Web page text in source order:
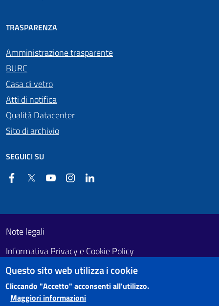
TRASPARENZA
Amministrazione trasparente
BURC
Casa di vetro
Atti di notifica
Qualità Datacenter
Sito di archivio
SEGUICI SU
FacebookTwitter YouTube Instagram
Footer First
Useful links section
Note legali
Informativa Privacy e Cookie Policy
Obiettivi di accessibilità
Questo sito web utilizza i cookie
Cliccando "Accetto" acconsenti all'utilizzo.
Maggiori informazioni